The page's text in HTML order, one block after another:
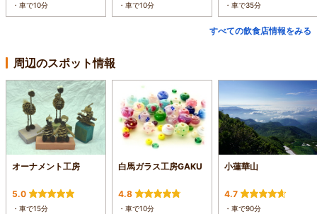
・車で10分 ・車で10分 ・車で35分
すべての飲食店情報をみる
周辺のスポット情報
オーナメント工房
5.0
・車で15分
白馬ガラス工房GAKU
4.8
・車で10分
小蓮華山
4.7
・車で90分